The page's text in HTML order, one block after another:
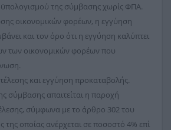
της σύμβασης χωρίς ΦΠΑ.
οικονομικών φορέων, η εγγύηση
και τον όρο ότι η εγγύηση καλύπτει
των οικονομικών φορέων που
και εγγύηση προκαταβολής.
σύμβασης απαιτείται η παροχή
σύμφωνα με το άρθρο 302 του
οποίας ανέρχεται σε ποσοστό 4% επί